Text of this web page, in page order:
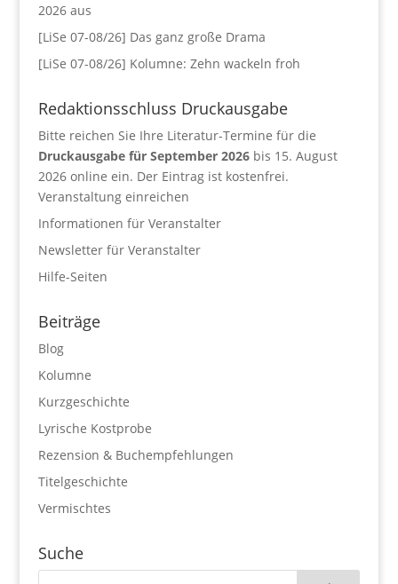
2026 aus
[LiSe 07-08/26] Das ganz große Drama
[LiSe 07-08/26] Kolumne: Zehn wackeln froh
Redaktionsschluss Druckausgabe
Bitte reichen Sie Ihre Literatur-Termine für die
Druckausgabe für September 2026bis 15. August
2026 online ein. Der Eintrag ist kostenfrei.
Veranstaltung einreichen
Informationen für Veranstalter
Newsletter für Veranstalter
Hilfe-Seiten
Beiträge
Blog
Kolumne
Kurzgeschichte
Lyrische Kostprobe
Rezension & Buchempfehlungen
Titelgeschichte
Vermischtes
Suche